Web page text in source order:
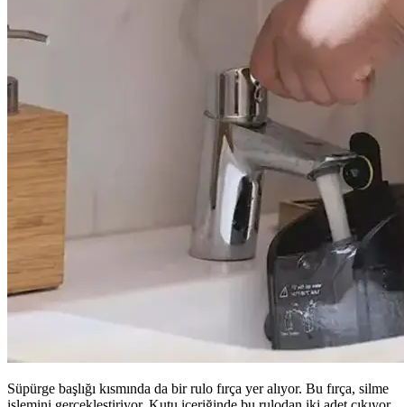
Süpürge başlığı kısmında da bir rulo fırça yer alıyor. Bu fırça, silme